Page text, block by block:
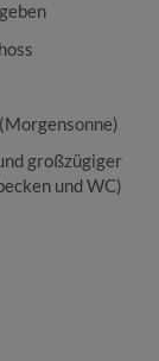
großzügiger
und WC)